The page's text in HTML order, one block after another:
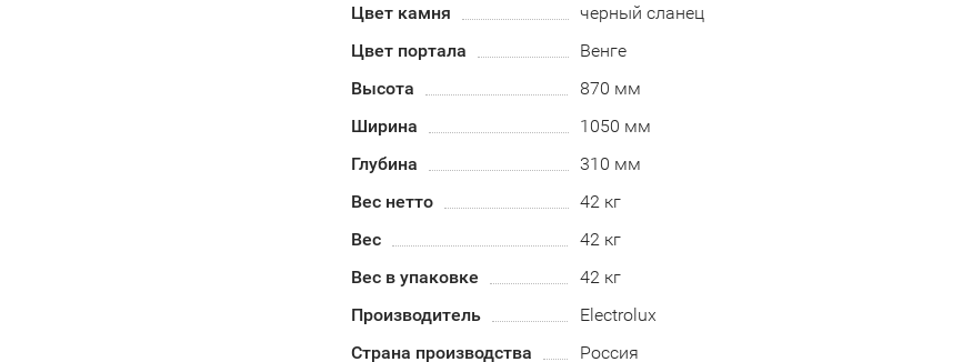
Цвет камня
черный сланец
Цвет портала
Венге
Высота
870 мм
Ширина
1050 мм
Глубина
310 мм
Вес нетто
42 кг
Вес
42 кг
Вес в упаковке
42 кг
Производитель
Electrolux
Страна производства
Россия